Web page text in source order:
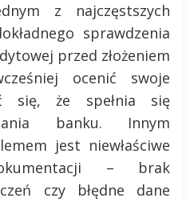
z najczęstszych
sprawdzenia
przed złożeniem
ocenić swoje
się, że spełnia się
banku. Innym
jest niewłaściwe
– brak
czy błędne dane